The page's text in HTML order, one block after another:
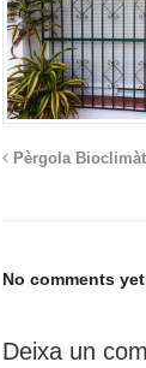
Pèrgola
No comments
Deixa un